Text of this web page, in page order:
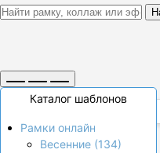
Каталог шаблонов
Рамки онлайн
Весенние (134)